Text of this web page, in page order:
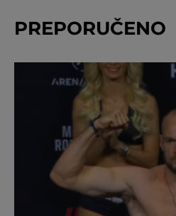
PREPORUČENO